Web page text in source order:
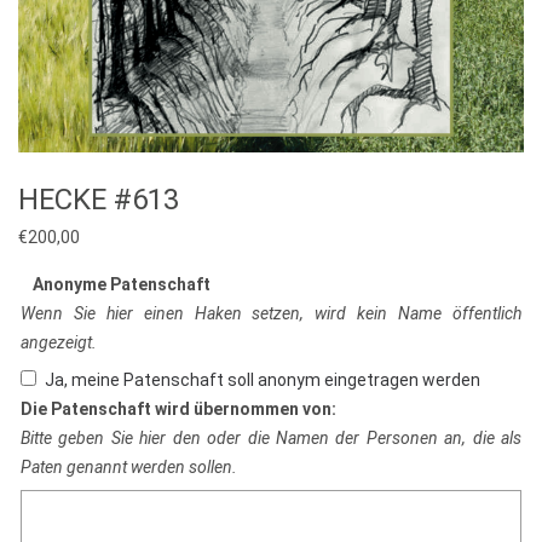
HECKE #613
€200,00
Anonyme Patenschaft
Wenn Sie hier einen Haken setzen, wird kein Name öffentlich
angezeigt.
Ja, meine Patenschaft soll anonym eingetragen werden
Die Patenschaft wird übernommen von:
Bitte geben Sie hier den oder die Namen der Personen an, die als
Paten genannt werden sollen.